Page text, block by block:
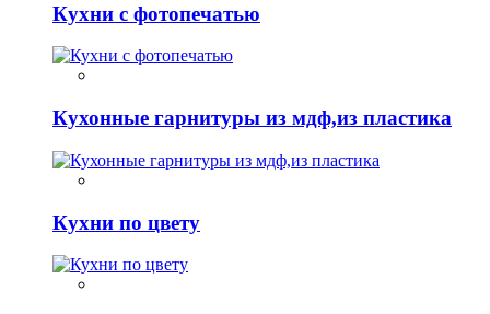
Кухни с фотопечатью
Кухонные гарнитуры из мдф,из пластика
Кухни по цвету